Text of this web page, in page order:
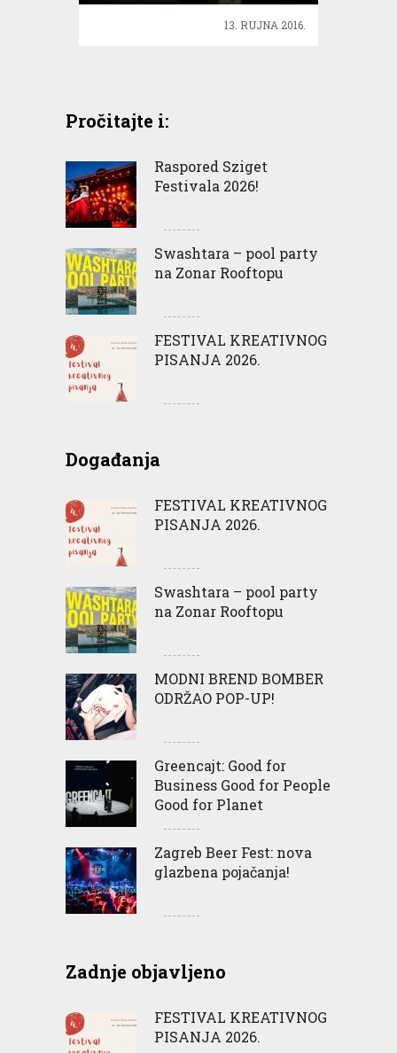
13. RUJNA 2016.
Pročitajte i:
Raspored Sziget
Festivala 2026!
Swashtara – pool party
na Zonar Rooftopu
FESTIVAL KREATIVNOG
PISANJA 2026.
Događanja
FESTIVAL KREATIVNOG
PISANJA 2026.
Swashtara – pool party
na Zonar Rooftopu
MODNI BREND BOMBER
ODRŽAO POP-UP!
Greencajt: Good for
Business Good for People
Good for Planet
Zagreb Beer Fest: nova
glazbena pojačanja!
Zadnje objavljeno
FESTIVAL KREATIVNOG
PISANJA 2026.